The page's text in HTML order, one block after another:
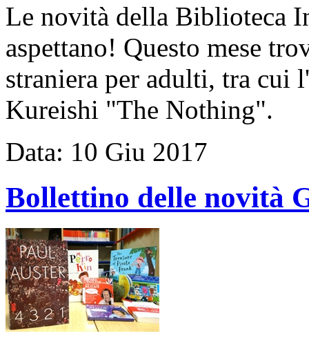
Le novità della Biblioteca
aspettano! Questo mese
straniera per adulti, tra cui
Kureishi "The Nothing".
Data: 10 Giu 2017
Bollettino delle novità